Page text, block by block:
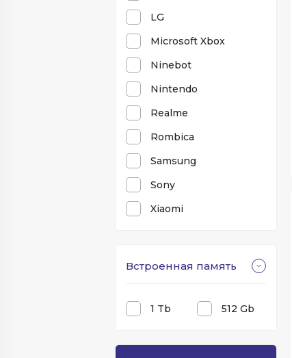
LG
Microsoft Xbox
Ninebot
Nintendo
Realme
Rombica
Samsung
Sony
Xiaomi
Встроенная память
1 Tb 512 Gb